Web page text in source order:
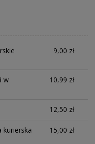
9,00 zł
w
10,99 zł
12,50 zł
kurierska
15,00 zł